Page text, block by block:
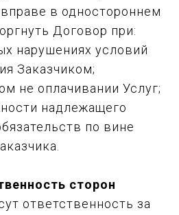
в одностороннем
Договор при:
нарушениях условий
Заказчиком;
не оплачивании Услуг;
надлежащего
по вине
сторон
ответственность за